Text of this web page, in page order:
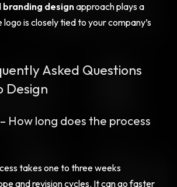
branding designapproach plays a
is closely tied to your company’s
Asked Questions
Design
How long does the process
takes one to three weeks
and revision cycles. It can go faster